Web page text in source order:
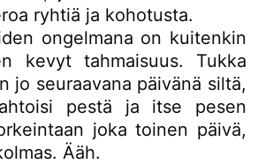
ryhtiä ja kohotusta.
ongelmana on kuitenkin
kevyt tahmaisuus. Tukka
jo seuraavana päivänä siltä,
pestä ja itse pesen
joka toinen päivä,
Ääh.